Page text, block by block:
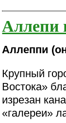
Аллепи
Аллеппи
Крупный
Востока»
изрезан
«галереи»